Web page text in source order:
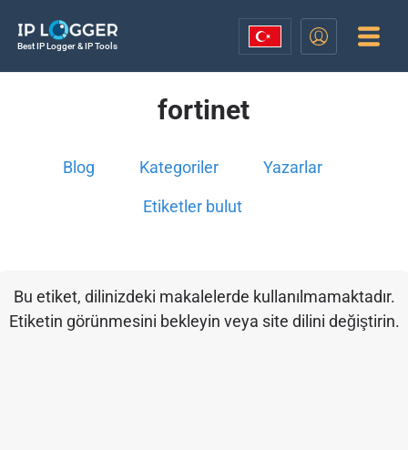
Best IP Logger & IP Tools
fortinet
Blog Kategoriler Yazarlar
Etiketler bulut